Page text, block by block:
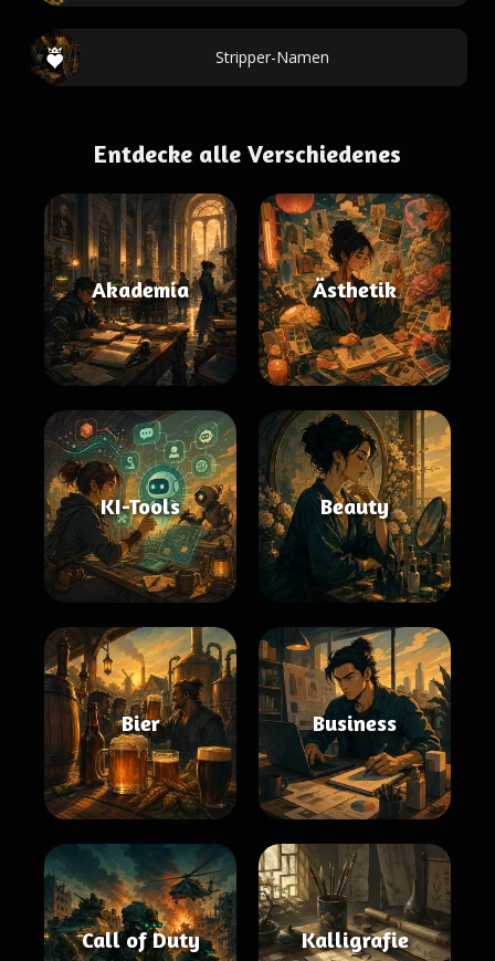
Stripper-Namen
Entdecke alle Verschiedenes
Akademia Ästhetik
KI-Tools Beauty
Bier Business
Call of Duty Kalligrafie